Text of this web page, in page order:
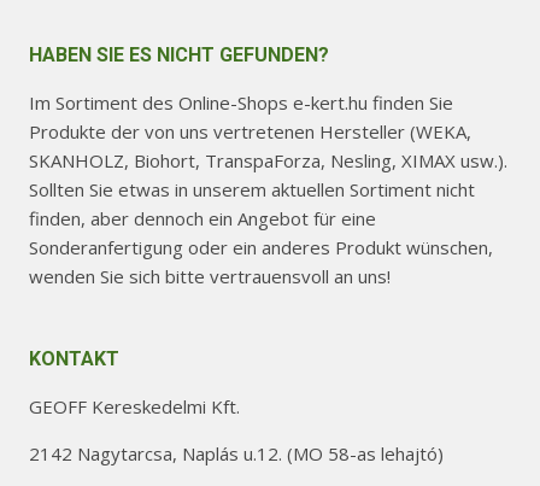
HABEN SIE ES NICHT GEFUNDEN?
Im Sortiment des Online-Shops e-kert.hu finden Sie
Produkte der von uns vertretenen Hersteller (WEKA,
SKANHOLZ, Biohort, TranspaForza, Nesling, XIMAX usw.).
Sollten Sie etwas in unserem aktuellen Sortiment nicht
finden, aber dennoch ein Angebot für eine
Sonderanfertigung oder ein anderes Produkt wünschen,
wenden Sie sich bitte vertrauensvoll an uns!
KONTAKT
GEOFF Kereskedelmi Kft.
2142 Nagytarcsa, Naplás u.12. (MO 58-as lehajtó)